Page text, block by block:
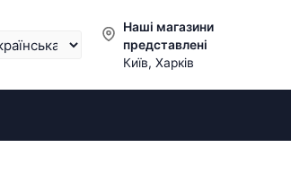
Наші магазини
представлені
Київ, Харків